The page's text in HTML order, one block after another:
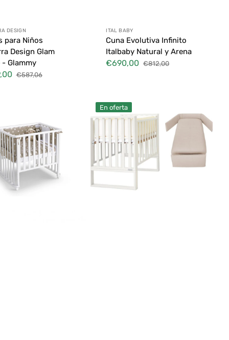
DESIGN
para Niños
Design Glam
- Glammy
Precio
€587,06
Proveedor:
ITAL BABY
Cuna Evolutiva Infinito
Italbaby Natural y Arena
Precio
€690,00
Precio
€812,00
Cuna
evolutiva
Italbaby
Infinito
en
blanco
y
arena
En oferta